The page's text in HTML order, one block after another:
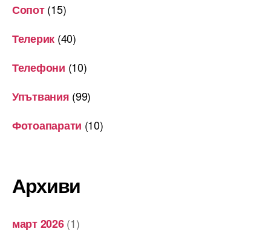
Сопот(15)
Телерик (40)
Телефони (10)
Упътвания (99)
Фотоапарати (10)
Архиви
март 2026(1)